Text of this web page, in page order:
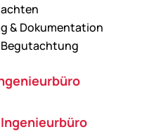
& Dokumentation